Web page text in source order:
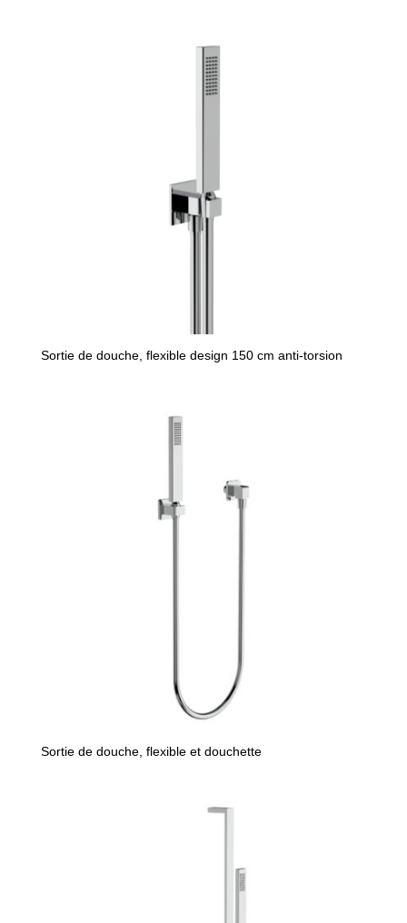
Sortie de douche, flexible design 150 cm anti-torsion
Sortie de douche, flexible et douchette